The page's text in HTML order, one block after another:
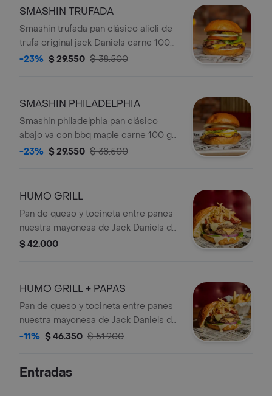
inspirado en el clasico Fried Chicken
que le da el toque nuestro. Esta
burger se compone de pan pretzel
suave y esponjoso lechuga fresca
SMASHIN TRUFADA
Smashin trufada pan clásico alioli de
trufa original jack Daniels carne 100
gr queso cheddar tocienta a la parrilla
-23% $ 29.550 $ 38.500
SMASHIN PHILADELPHIA
Smashin philadelphia pan clásico
abajo va con bbq maple carne 100 gr
queso cheddar 20 gr philadlphia
-23% $ 29.550 $ 38.500
HUMO GRILL
Pan de queso y tocineta entre panes
nuestra mayonesa de Jack Daniels de
la casa cogollo de lechuga doble
ahumado (Humo Barriles) glaseado
papa mayonesa samuray GrillFest
$ 42.000
HUMO GRILL + PAPAS
Pan de queso y tocineta entre panes
nuestra mayonesa de Jack Daniels de
la casa cogollo de lechuga doble
ahumado (Humo Barriles) glaseado
-11% $ 46.350 $ 51.900
Entradas